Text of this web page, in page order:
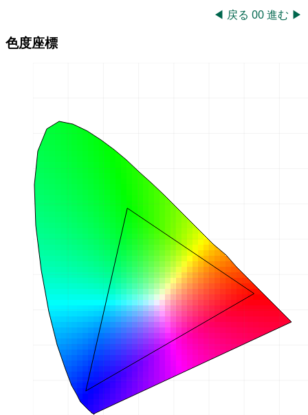
◀ 戻る 00進む ▶
色度座標